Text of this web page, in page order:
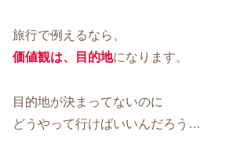
旅行で例えるなら、
価値観は、目的地になります。
目的地が決まってないのに
どうやって行けばいいんだろう…